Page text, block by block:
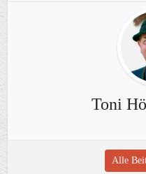
Toni
Alle